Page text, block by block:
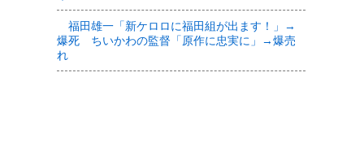
福田雄一「新ケロロに福田組が出ます！」→
爆死 ちいかわの監督「原作に忠実に」→爆売
れ